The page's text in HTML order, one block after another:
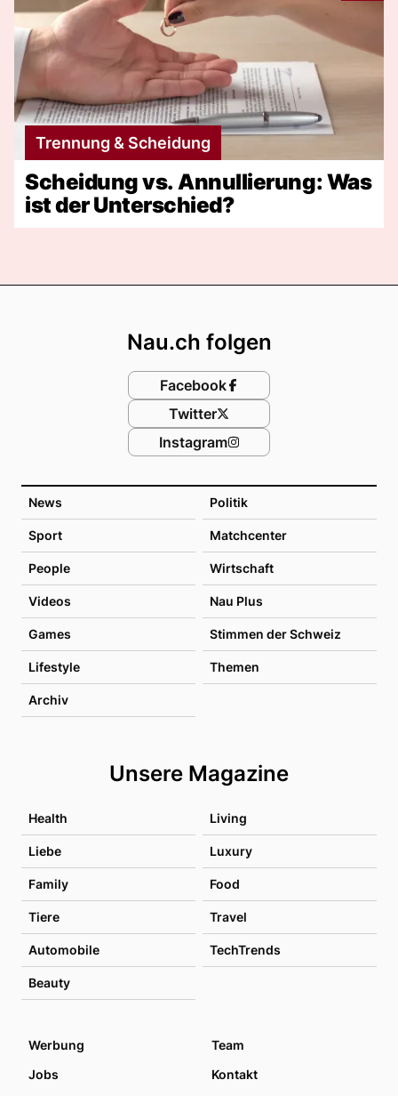
Trennung & Scheidung
Scheidung vs. Annullierung: Was
ist der Unterschied?
News Politik
Sport Matchcenter
People Wirtschaft
Videos Nau Plus
Games Stimmen der Schweiz
Lifestyle Themen
Archiv
Unsere Magazine
Health Living
Liebe Luxury
Family Food
Tiere Travel
Automobile TechTrends
Beauty
Nau.ch folgen
Facebook
Twitter
Instagram
Werbung
Team
Jobs
Kontakt